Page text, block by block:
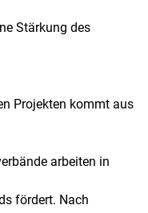
Stärkung des
Projekten kommt aus
arbeiten in
fördert. Nach